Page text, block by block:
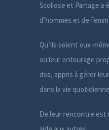
Scoliose et Partage a
d’hommes et de
Qu’ils soient eux-
ou leur entourage
dos, appris à gérer
dans la vie
De leur rencontre est